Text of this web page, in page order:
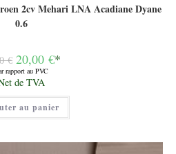
2cv Mehari LNA Acadiane Dyane
0.6
€ Le
prix
initial
était :
40,00 €.
20,00 €*
rapport au PVC
:
€.
de TVA
au panier